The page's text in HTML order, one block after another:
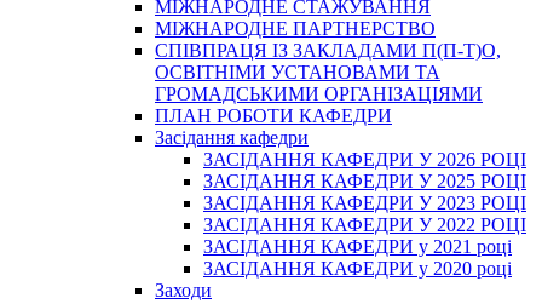
МІЖНАРОДНЕ СТАЖУВАННЯ
МІЖНАРОДНЕ ПАРТНЕРСТВО
СПІВПРАЦЯ ІЗ ЗАКЛАДАМИ П(П-Т)О,
ОСВІТНІМИ УСТАНОВАМИ ТА
ГРОМАДСЬКИМИ ОРГАНІЗАЦІЯМИ
ПЛАН РОБОТИ КАФЕДРИ
Засідання кафедри
ЗАСІДАННЯ КАФЕДРИ У 2026 РОЦІ
ЗАСІДАННЯ КАФЕДРИ У 2025 РОЦІ
ЗАСІДАННЯ КАФЕДРИ У 2023 РОЦІ
ЗАСІДАННЯ КАФЕДРИ У 2022 РОЦІ
ЗАСІДАННЯ КАФЕДРИ у 2021 році
ЗАСІДАННЯ КАФЕДРИ у 2020 році
Заходи